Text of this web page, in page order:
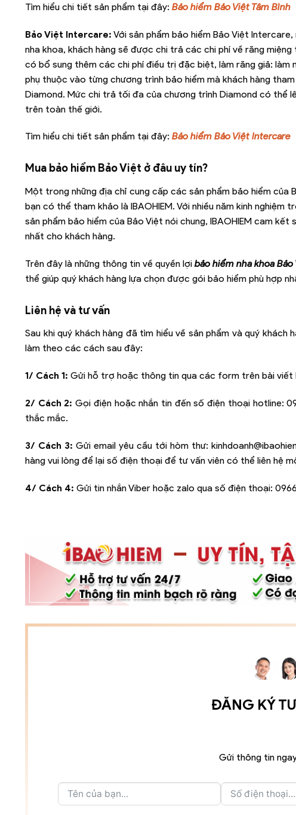
Tìm hiểu chi tiết sản phẩm tại đây: Bảo hiểm Bảo Việt Tâm Bình
Bảo Việt Intercare: Với sản phẩm bảo hiểm Bảo Việt
nha khoa, khách hàng sẽ được chi trả các chi phí về răng
có bổ sung thêm các chi phí điều trị đặc biệt, làm răng giả:
phụ thuộc vào từng chương trình bảo hiểm mà khách hàng
Diamond. Mức chi trả tối đa của chương trình Diamond có thể
trên toàn thế giới.
Tìm hiểu chi tiết sản phẩm tại đây: Bảo hiểm Bảo Việt Intercare
Mua bảo hiểm Bảo Việt ở đâu uy tín?
Một trong những địa chỉ cung cấp các sản phẩm bảo hiểm của
bạn có thể tham khảo là IBAOHIEM. Với nhiều năm kinh
sản phẩm bảo hiểm của Bảo Việt nói chung, IBAOHIEM cam
nhất cho khách hàng.
Trên đây là những thông tin về quyền lợi bảo hiểm nha khoa Bảo
thể giúp quý khách hàng lựa chọn được gói bảo hiểm phù hợp
Liên hệ và tư vấn
Sau khi quý khách hàng đã tìm hiểu về sản phẩm và quý
làm theo các cách sau đây:
1/ Cách 1: Gửi hỗ trợ hoặc thông tin qua các form trên bài viết
2/ Cách 2: Gọi điện hoặc nhắn tin đến số điện thoại hotline:
thắc mắc.
3/ Cách 3: Gửi email yêu cầu tới hòm thư:
hàng vui lòng để lại số điện thoại để tư vấn viên có thể liên hệ
4/ Cách 4: Gửi tin nhắn Viber hoặc zalo qua số điện thoại:
ĐĂNG KÝ
Gửi thông tin